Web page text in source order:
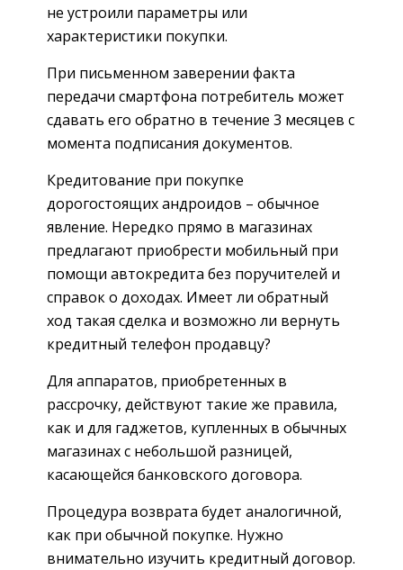
не устроили параметры или
характеристики покупки.
При письменном заверении факта
передачи смартфона потребитель может
сдавать его обратно в течение 3 месяцев с
момента подписания документов.
Кредитование при покупке
дорогостоящих андроидов – обычное
явление. Нередко прямо в магазинах
предлагают приобрести мобильный при
помощи автокредита без поручителей и
справок о доходах. Имеет ли обратный
ход такая сделка и возможно ли вернуть
кредитный телефон продавцу?
Для аппаратов, приобретенных в
рассрочку, действуют такие же правила,
как и для гаджетов, купленных в обычных
магазинах с небольшой разницей,
касающейся банковского договора.
Процедура возврата будет аналогичной,
как при обычной покупке. Нужно
внимательно изучить кредитный договор.